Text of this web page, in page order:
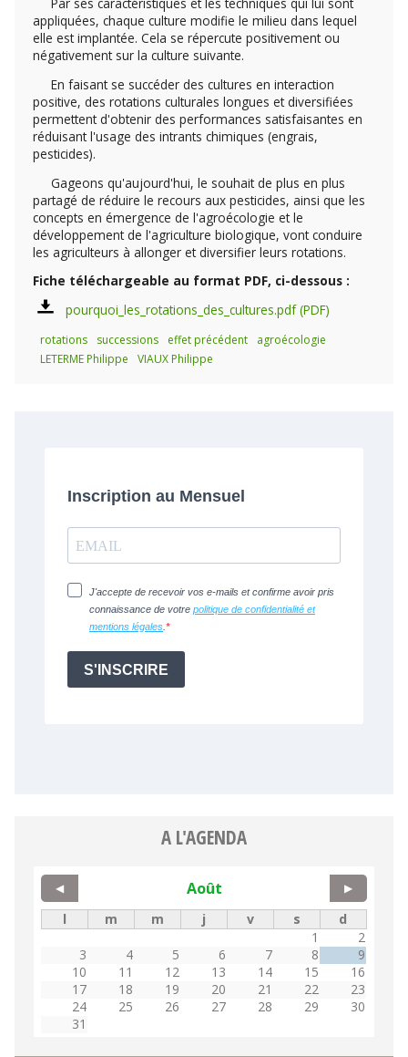
appliquées, chaque culture modifie le milieu dans lequel
elle est implantée. Cela se répercute positivement ou
négativement sur la culture suivante.
En faisant se succéder des cultures en interaction
positive, des rotations culturales longues et diversifiées
permettent d'obtenir des performances satisfaisantes en
réduisant l'usage des intrants chimiques (engrais,
pesticides).
Gageons qu'aujourd'hui, le souhait de plus en plus
partagé de réduire le recours aux pesticides, ainsi que les
concepts en émergence de l'agroécologie et le
développement de l'agriculture biologique, vont conduire
les agriculteurs à allonger et diversifier leurs rotations.
Fiche téléchargeable au format PDF, ci-dessous :
pourquoi_les_rotations_des_cultures.pdf
rotations successions effet précédent
agroécologie
LETERME Philippe
VIAUX Philippe
A L'AGENDA
Août
◀ ▶
l m m j v s
d
1
2
3
4 5 6 7 8
9
10
11 12 13 14 15
16
17
18 19 20 21 22
23
24
25 26 27 28 29
30
31